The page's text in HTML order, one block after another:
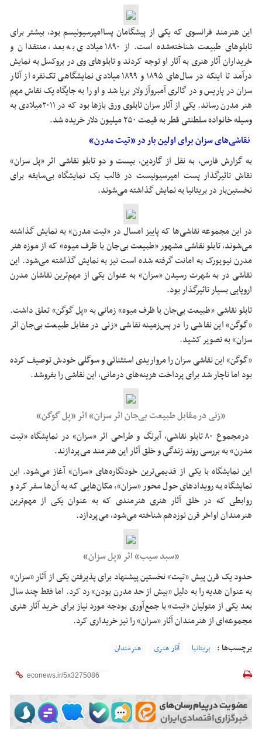
این هنرمند فرانسوی که یکی از پیشگامان پساامپرسیونیسم بود، بیشتر برای
تابلوهای طبیعت شناخته‌شده است. از ۱۸۹۰ میلادی به بعد، منتقدان و
خریداران آثار هنری به آثار او توجه کردند و تابلوهای وی در بروکسل به نمایش
درآمد تا اینکه در سال‌های ۱۸۹۵ و ۱۸۹۹ میلادی نمایشگاهی تک‌نفره از آثار
سزان در پاریس و در گالری آمبروآز ولار برپا شد و او را به جایگاه یک نقاش مهم
هنر مدرن رساند. یکی از آثار سزان تابلوی ورق بازها بود که در ۲۰۱۱میلادی به
وسیله خانواده سلطنتی قطر به قیمت ۲۵۰ میلیون دلار خریده شد.
نقاشی‌های سزان برای اولین بار در «تیت مدرن»
به گزارش فارس، به نقل از گاردین، بیست و دو تابلو نقاشی اثر «پل سزان»
نقاش تاثیرگذار پست امپرسیونیست در قالب یک نمایشگاه بی‌سابقه برای
نخستین‌بار در بریتانیا به نمایش گذاشته می‌شوند.
در این مجموعه نقاشی‌ها که پاییز امسال در «تیت مدرن» به نمایش گذاشته
می‌شوند، تابلو نقاشی مشهور «طبیعت بی‌جان با ظرف میوه» که از موزه هنر
مدرن نیویورک به امانت گرفته شده است نیز به نمایش گذاشته می‌شود. این
نقاشی در به شهرت رسیدن «سزان» به عنوان یکی از مهم‌ترین نقاشان مدرن
اروپایی بسیار تاثیرگذار بود.
تابلو نقاشی «طبیعت بی‌جان با ظرف میوه» زمانی به «پل گوگن» تعلق داشت.
«گوگن» این نقاشی را در پس‌زمینه نقاشی «زنی در مقابل طبیعت بی‌جان اثر
سزان» به تصویر کشید.
«گوگن» این نقاشی سزان را مرواریدی استثنائی و سوگلی خودش توصیف کرده
بود اما ناچار شد برای پرداخت هزینه‌های درمانی، این نقاشی را بفروشد.
«زنی در مقابل طبیعت بی‌جان اثر سزان» اثر «پل گوگن»
درمجموع ۸۰ تابلو نقاشی، آبرنگ و طراحی اثر «سزان» در نمایشگاه «تیت
مدرن» به بررسی روند زندگی و خلق آثار این هنرمند می‌پردازند.
این نمایشگاه با یکی از قدیمی‌ترین خودنگاره‌های «سزان» آغاز می‌شود. این
نمایشگاه به رویدادهای حول محور «سزان»، مکان‌هایی که به آن‌ها سفر کرد و
روابطی که در خلق آثار هنری هنرمندی که به عنوان یکی از مهم‌ترین
هنرمندان اواخر قرن نوزدهم شناخته می‌شود، می‌پردازد.
«سبد سیب» اثر «پل سزان»
حدود یک قرن پیش «تیت» نخستین پیشنهاد برای پذیرفتن یکی از آثار «سزان»
به عنوان هدیه را به دلیل «بیش از حد مدرن بودن» رد کرد. اما فقط چند سال
بعد یکی از متولیان «تیت» با جمع‌آوری بودجه مورد نیاز برای خرید آثار هنری
مجموعه‌ای از هنرمندان آثار «سزان» را نیز خریداری کرد.
برچسب‌ها : بریتانیا آثار هنری هنرمندان